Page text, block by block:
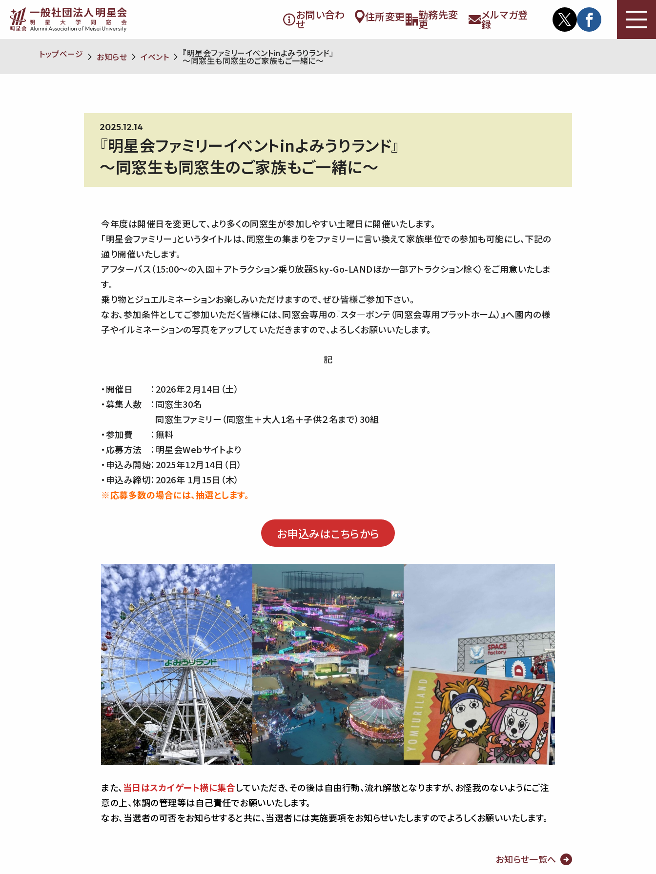
お問い合わ
せ
住所変更 勤務先変
更
メルマガ登
録
トップページ お知らせ イベント 『明星会ファミリーイベントinよみうりランド』
〜同窓生も同窓生のご家族もご一緒に〜
2025.12.14
『明星会ファミリーイベントinよみうりランド』
〜同窓生も同窓生のご家族もご一緒に〜
今年度は開催日を変更して、より多くの同窓生が参加しやすい土曜日に開催いたします。
「明星会ファミリー」というタイトルは、同窓生の集まりをファミリーに言い換えて家族単位での参加も可能にし、下記の
通り開催いたします。
アフターパス（15:00～の入園＋アトラクション乗り放題Sky-Go-LANDほか一部アトラクション除く）をご用意いたしま
す。
乗り物とジュエルミネーションお楽しみいただけますので、ぜひ皆様ご参加下さい。
なお、参加条件としてご参加いただく皆様には、同窓会専用の『スタ―ポンテ（同窓会専用プラットホーム）』へ園内の様
子やイルミネーションの写真をアップしていただきますので、よろしくお願いいたします。
記
・開催日 ：2026年２月14日（土）
・募集人数 ：同窓生30名
同窓生ファミリー（同窓生＋大人1名＋子供２名まで）30組
・参加費 ：無料
・応募方法 ：明星会Webサイトより
・申込み開始：2025年12月14日（日）
・申込み締切：2026年 1月15日（木）
※応募多数の場合には、抽選とします。
お申込みはこちらから
また、 当日はスカイゲート横に集合していただき、その後は自由行動、流れ解散となりますが、お怪我のないようにご注
意の上、体調の管理等は自己責任でお願いいたします。
なお、当選者の可否をお知らせすると共に、当選者には実施要項をお知らせいたしますのでよろしくお願いいたします。
お知らせ一覧へ